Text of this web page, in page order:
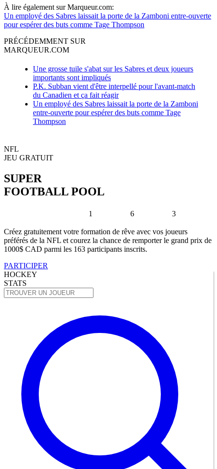
À lire également sur Marqueur.com:
Un employé des Sabres laissait la porte de la Zamboni entre-ouverte
pour espérer des buts comme Tage Thompson
PRÉCÉDEMMENT SUR
MARQUEUR.COM
Une grosse tuile s'abat sur les Sabres et deux joueurs
importants sont impliqués
P.K. Subban vient d'être interpellé pour l'avant-match
du Canadien et ça fait réagir
Un employé des Sabres laissait la porte de la Zamboni
entre-ouverte pour espérer des buts comme Tage
Thompson
NFL
JEU GRATUIT
SUPER
FOOTBALL POOL
1 6 3
Créez gratuitement votre formation de rêve avec vos joueurs
préférés de la NFL et courez la chance de remporter le grand prix de
1000$ CAD parmi les 163 participants inscrits.
PARTICIPER
HOCKEY
STATS